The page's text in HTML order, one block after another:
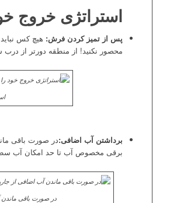
استراتژی خروج
پس از تمیز کردن فرش: هیچ کس
محصور نکنید! از منطقه دورتر از درب
برداشتن آب اضافی:در صورت باقی
برقی مخصوص آب تا حد امکان آب
در صورت باقی ماندن